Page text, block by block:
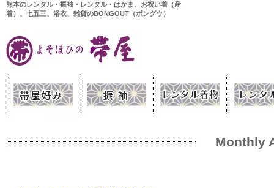
熊本のレンタル・振袖・レンタル・はかま、お祝い着（産
着）、七五三、浴衣、雑貨のBONGOUT（ボングウ）
Monthly